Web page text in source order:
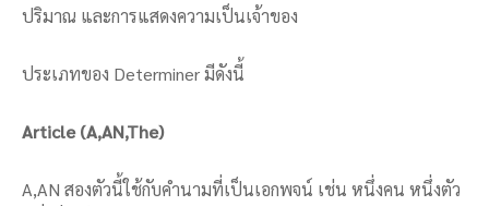
ปริมาณ และการแสดงความเป็นเจ้าของ
ประเภทของ Determiner มีดังนี้
Article (A,AN,The)
A,AN สองตัวนี้ใช้กับคำนามที่เป็นเอกพจน์ เช่น หนึ่งคน หนึ่งตัว